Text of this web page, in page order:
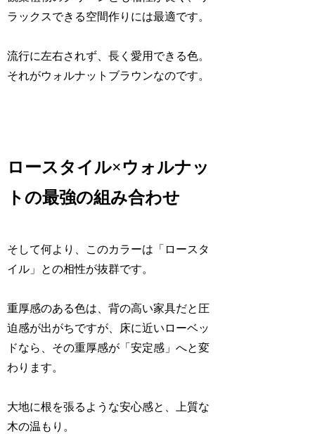
ラックスできる空間作りには最適です。
流行に左右されず、長く愛用できる色。
それがウォルナットブラウンなのです。
ロースタイル×ウォルナッ
トの最強の組み合わせ
そして何より、このカラーは「ロースタ
イル」との相性が抜群です。
重厚感のある色は、背の高い家具だと圧
迫感が出がちですが、床に近いローベッ
ドなら、その重厚感が「安定感」へと変
わります。
大地に根を張るような安心感と、上質な
木の温もり。